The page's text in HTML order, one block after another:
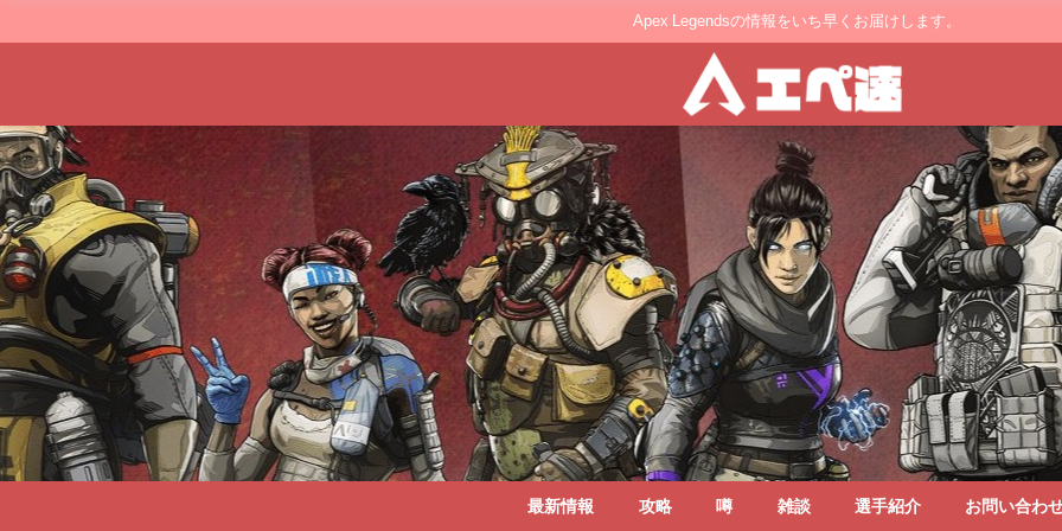
Apex Legendsの情報をいち早くお届けします。
最新情報 攻略 噂 雑談 選手紹介 お問い合わ